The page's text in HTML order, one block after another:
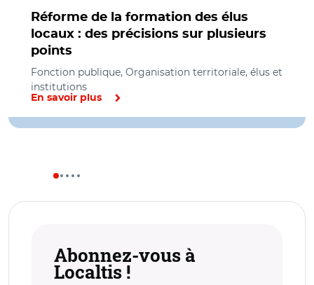
Réforme de la formation des élus
locaux : des précisions sur plusieurs
points
Fonction publique, Organisation territoriale, élus et
institutions
En savoir plus
Abonnez-vous à
Localtis !